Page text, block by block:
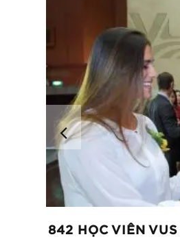
842 HỌC VIÊN